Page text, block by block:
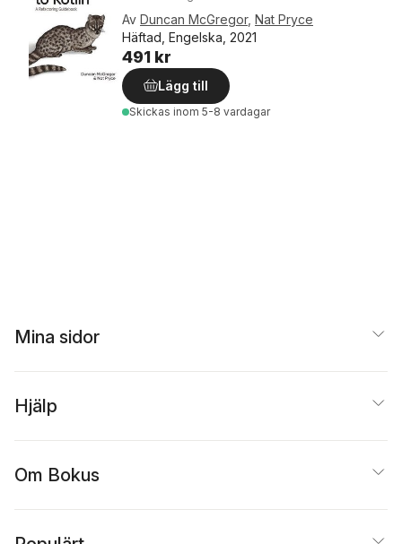
Av Duncan McGregor, Nat Pryce
Häftad, Engelska, 2021
491 kr
Lägg till
Skickas inom 5-8 vardagar
Mina sidor
Hjälp
Om Bokus